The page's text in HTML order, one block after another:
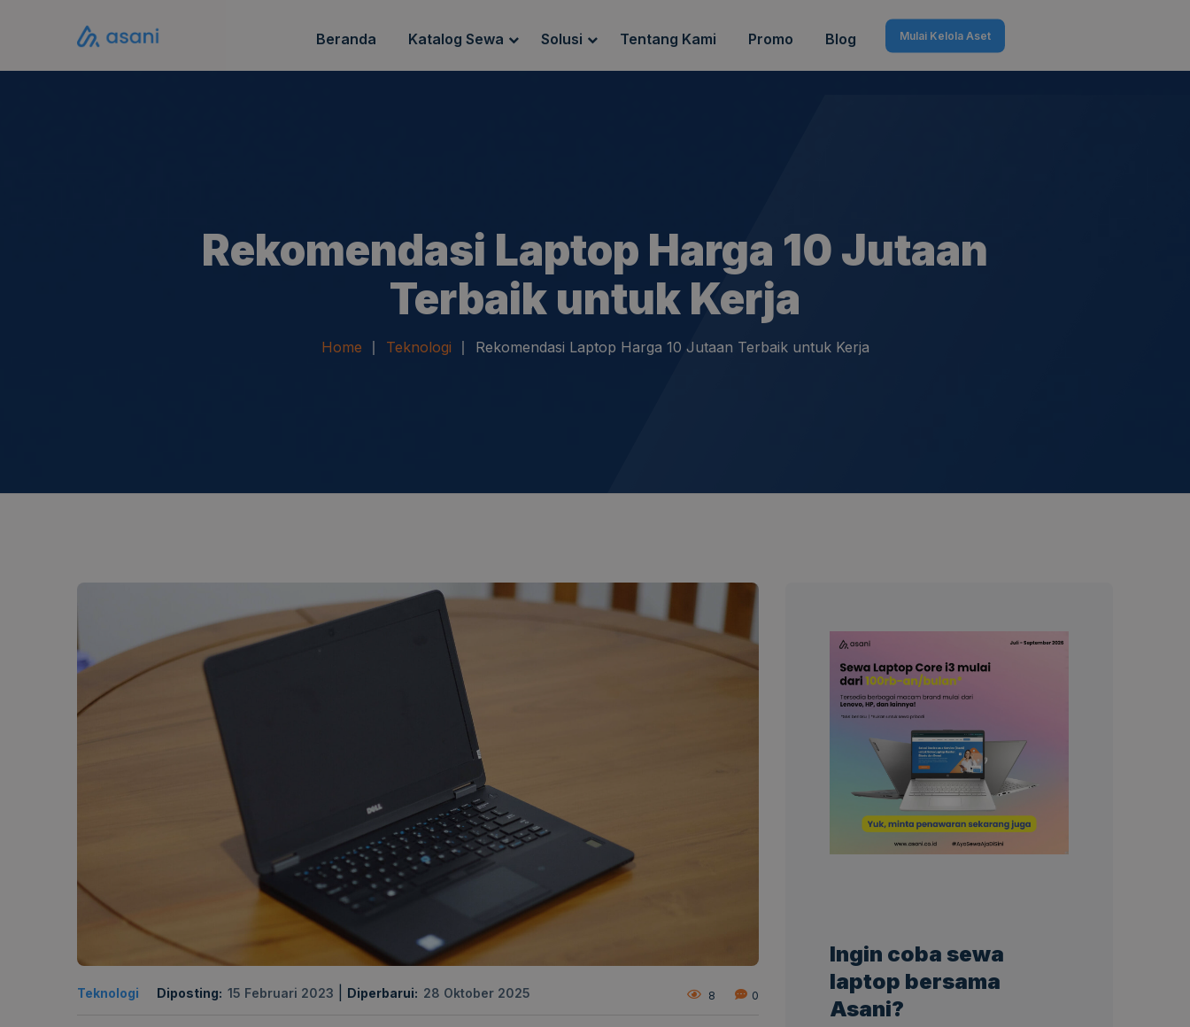
Beranda Katalog Sewa Solusi Tentang Kami Promo Blog Mulai Kelola Aset
Rekomendasi Laptop Harga 10 Jutaan
Terbaik untuk Kerja
Home Teknologi Rekomendasi Laptop Harga 10 Jutaan Terbaik untuk Kerja
Teknologi Diposting: 15 Februari 2023 Diperbarui: 28 Oktober 2025 8 0
Ingin coba sewa
laptop bersama
Asani?